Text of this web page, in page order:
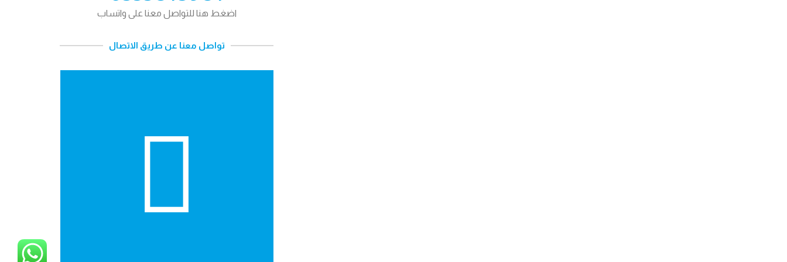
اضغط هنا للتواصل معنا على واتساب
تواصل معنا عن طريق الاتصال